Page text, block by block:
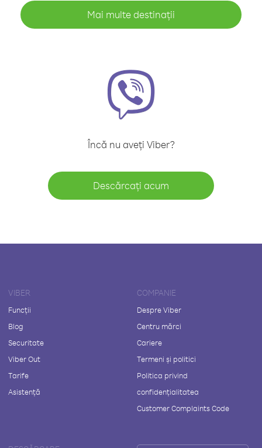
Mai multe destinații
Încă nu aveți Viber?
Descărcați acum
VIBER
Funcții
Blog
Securitate
Viber Out
Tarife
Asistență
COMPANIE
Despre Viber
Centru mărci
Cariere
Termeni și politici
Politica privind
confidențialitatea
Customer Complaints Code